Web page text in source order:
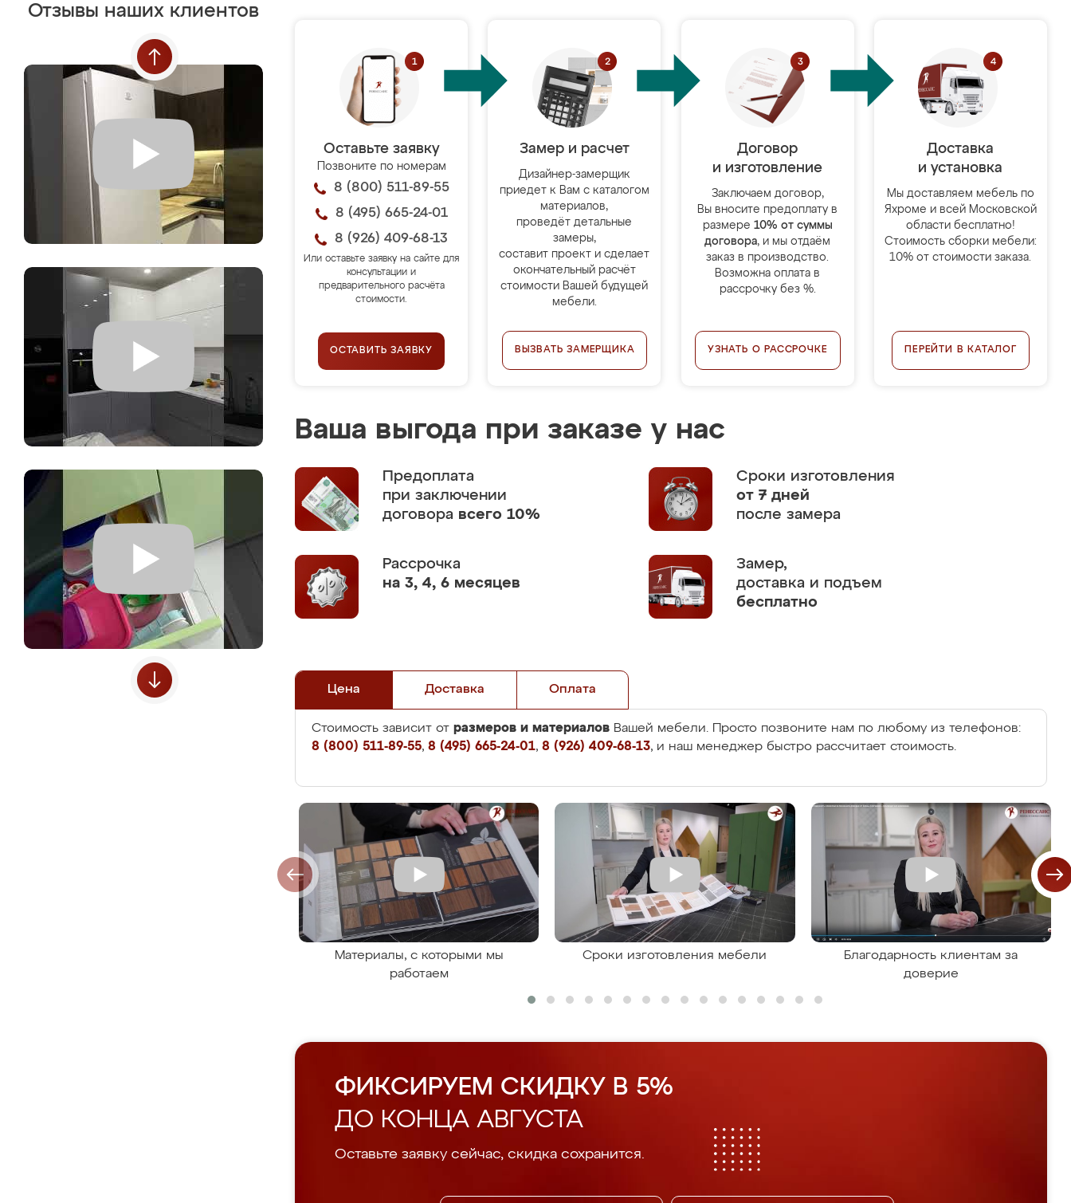
Отзывы наших клиентов
Оставьте заявку
Позвоните по номерам
8 (800) 511-89-55
8 (495) 665-24-01
8 (926) 409-68-13
Или оставьте заявку на сайте для
консультации и
предварительного расчёта
стоимости.
ОСТАВИТЬ ЗАЯВКУ
Замер и расчет
Дизайнер-замерщик
приедет к Вам с каталогом
материалов,
проведёт детальные
замеры,
составит проект и сделает
окончательный расчёт
стоимости Вашей будущей
мебели.
ВЫЗВАТЬ ЗАМЕРЩИКА
Договор
и изготовление
Заключаем договор,
Вы вносите предоплату в
размере 10% от суммы
договора, и мы отдаём
заказ в производство.
Возможна оплата в
рассрочку без %.
УЗНАТЬ О РАССРОЧКЕ
Доставка
и установка
Мы доставляем мебель по
Яхроме и всей Московской
области бесплатно!
Стоимость сборки мебели:
10% от стоимости заказа.
ПЕРЕЙТИ В КАТАЛОГ
Ваша выгода при заказе у нас
Предоплата
при заключении
договора всего 10%
Сроки изготовления
от 7 дней
после замера
Рассрочка
на 3, 4, 6 месяцев
Замер,
доставка и подъем
бесплатно
Цена Доставка Оплата
Стоимость зависит от размеров и материалов Вашей мебели. Просто позвоните нам по любому из телефонов:
8 (800) 511-89-55, 8 (495) 665-24-01, 8 (926) 409-68-13, и наш менеджер быстро рассчитает стоимость.
Материалы, с которыми мы
работаем
Сроки изготовления мебели
Благодарность клиентам за
доверие
ФИКСИРУЕМ СКИДКУ В 5%
ДО КОНЦА АВГУСТА
Оставьте заявку сейчас, скидка сохранится.